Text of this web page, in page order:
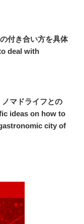
付き合い方を具体
deal with
マドライフとの
ideas on how to
city of